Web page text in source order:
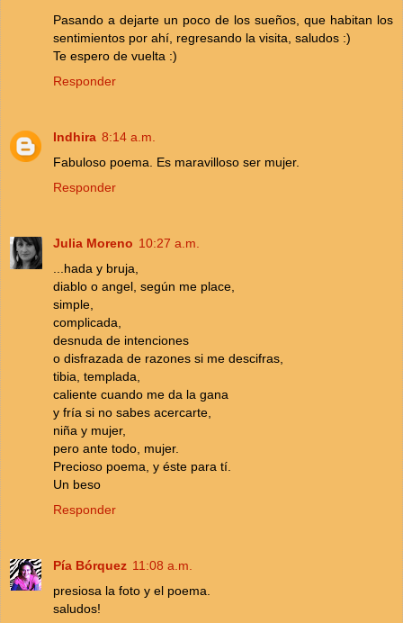
Pasando a dejarte un poco de los sueños, que habitan los
sentimientos por ahí, regresando la visita, saludos :)
Te espero de vuelta :)
Responder
Indhira 8:14 a.m.
Fabuloso poema. Es maravilloso ser mujer.
Responder
Julia Moreno 10:27 a.m.
...hada y bruja,
diablo o angel, según me place,
simple,
complicada,
desnuda de intenciones
o disfrazada de razones si me descifras,
tibia, templada,
caliente cuando me da la gana
y fría si no sabes acercarte,
niña y mujer,
pero ante todo, mujer.
Precioso poema, y éste para tí.
Un beso
Responder
Pía Bórquez 11:08 a.m.
presiosa la foto y el poema.
saludos!